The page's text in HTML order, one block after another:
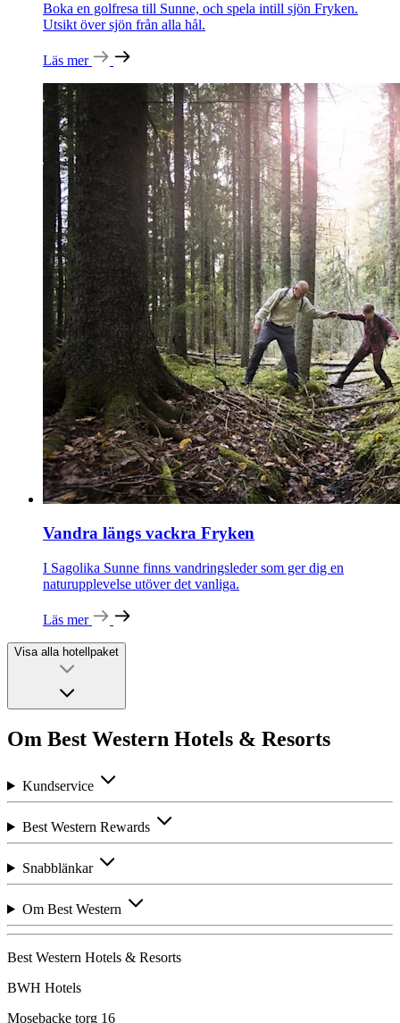
Boka en golfresa till Sunne, och spela intill sjön Fryken.
Utsikt över sjön från alla hål.
Läs mer
Vandra längs vackra Fryken
I Sagolika Sunne finns vandringsleder som ger dig en
naturupplevelse utöver det vanliga.
Läs mer
Visa alla hotellpaket
Om Best Western Hotels & Resorts
Kundservice
Best Western Rewards
Snabblänkar
Om Best Western
Best Western Hotels & Resorts
BWH Hotels
Mosebacke torg 16